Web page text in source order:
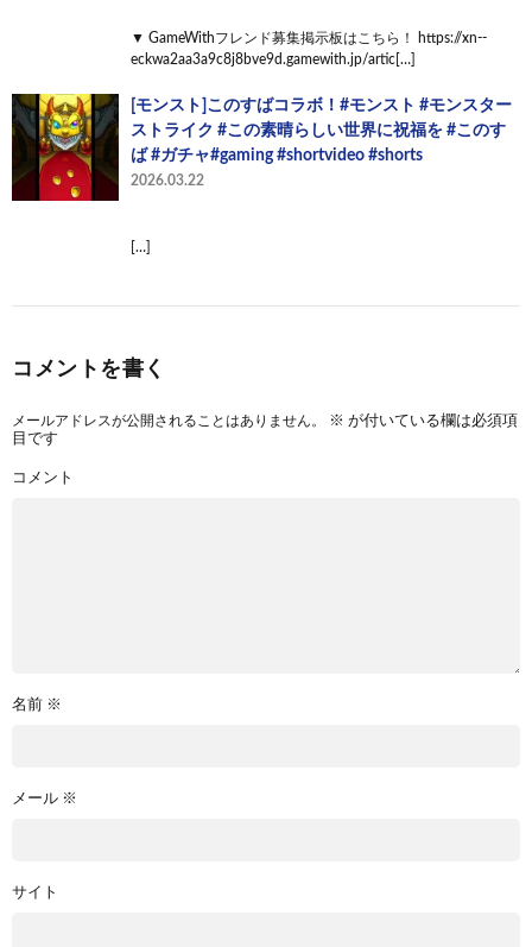
▼ GameWithフレンド募集掲示板はこちら！ https://xn--
eckwa2aa3a9c8j8bve9d.gamewith.jp/artic[…]
[モンスト]このすばコラボ！#モンスト #モンスター
ストライク #この素晴らしい世界に祝福を #このす
ば #ガチャ#gaming #shortvideo #shorts
2026.03.22
[…]
コメントを書く
メールアドレスが公開されることはありません。 ※ が付いている欄は必須項
目です
コメント
名前 ※
メール ※
サイト